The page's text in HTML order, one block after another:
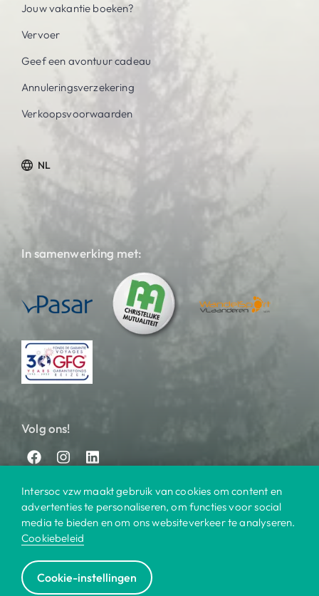
Jouw vakantie boeken?
Vervoer
Geef een avontuur cadeau
Annuleringsverzekering
Verkoopsvoorwaarden
NL
In samenwerking met:
Volg ons!
Bestemmingen | Contact
Intersoc vzw maakt gebruik van cookies om content en
advertenties te personaliseren, om functies voor social
media te bieden en om ons websiteverkeer te analyseren.
Cookiebeleid
Cookie-instellingen